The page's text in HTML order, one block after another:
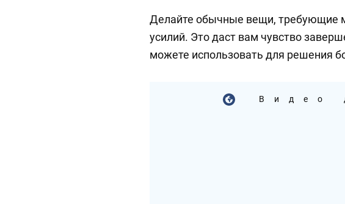
Делайте обычные вещи, требующие
усилий. Это даст вам чувство
можете использовать для решения
Видео